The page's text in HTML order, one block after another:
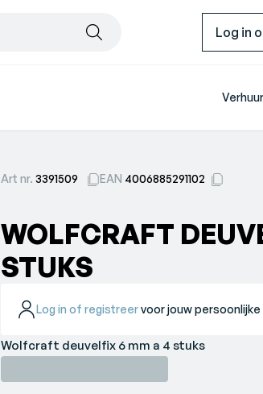
Log in
Verhuur
Art nr.3391509 EAN 4006885291102
WOLFCRAFT
STUKS
Log in of registreervoor jouw
Wolfcraft deuvelfix 6 mm a 4 stuks